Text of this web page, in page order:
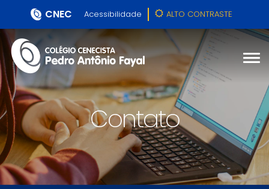
CNEC Acessibilidade ALTO CONTRASTE
Contato